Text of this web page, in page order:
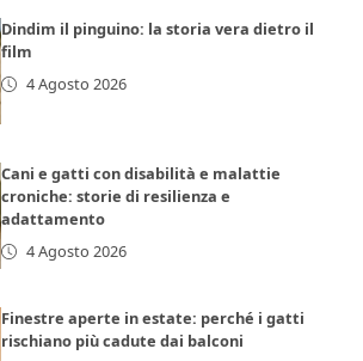
Dindim il pinguino: la storia vera dietro il
film
4 Agosto 2026
Cani e gatti con disabilità e malattie
croniche: storie di resilienza e
adattamento
4 Agosto 2026
Finestre aperte in estate: perché i gatti
rischiano più cadute dai balconi